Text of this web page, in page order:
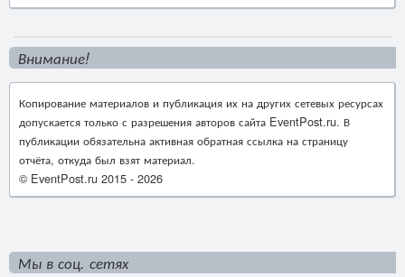
Внимание!
Копирование материалов и публикация их на других сетевых ресурсах
допускается только с разрешения авторов сайта EventPost.ru. В
публикации обязательна активная обратная ссылка на страницу
отчёта, откуда был взят материал.
© EventPost.ru 2015 - 2026
Мы в соц. сетях